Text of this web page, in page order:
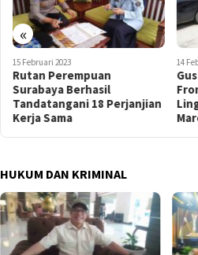
«
15 Februari 2023
Rutan Perempuan
Surabaya Berhasil
Tandatangani 18 Perjanjian
Kerja Sama
14
HUKUM DAN KRIMINAL